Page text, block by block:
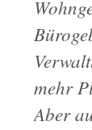
mehr
Aber